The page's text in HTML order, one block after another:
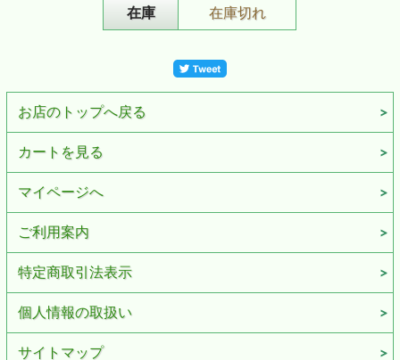
在庫 在庫切れ
お店のトップへ戻る
カートを見る
マイページへ
ご利用案内
特定商取引法表示
個人情報の取扱い
サイトマップ